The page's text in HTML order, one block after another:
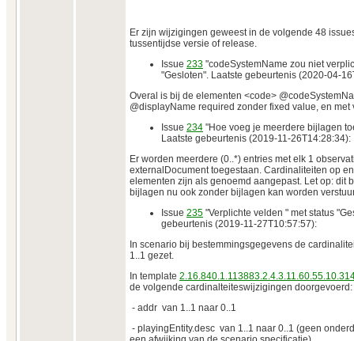
Er zijn wijzigingen geweest in de volgende 48
tussentijdse versie of release.
Issue 233 "codeSystemName zou niet
"Gesloten". Laatste gebeurtenis (2020-04-
Overal is bij de elementen <code>
@displayName required zonder fixed value, en
Issue 234 "Hoe voeg je meerdere bijlagen
Laatste gebeurtenis (2019-11-26T14:28:34):
Er worden meerdere (0..*) entries met elk 1
externalDocument toegestaan. Cardinaliteiten op
elementen zijn als genoemd aangepast. Let op: dit
bijlagen nu ook zonder bijlagen kan worden
Issue 235 "Verplichte velden " met status
gebeurtenis (2019-11-27T10:57:57):
In scenario bij bestemmingsgegevens de
1..1 gezet.
In template
de volgende cardinalteiteswijzigingen doorgevoerd:
- addr van 1..1 naar 0..1
- playingEntity.desc van 1..1 naar 0..1 (geen